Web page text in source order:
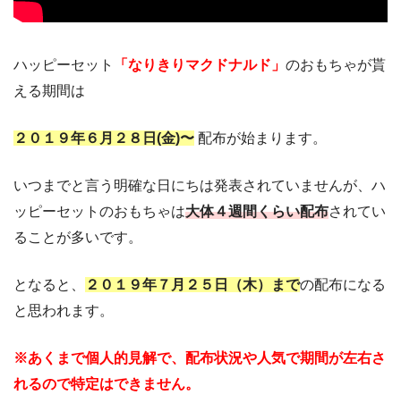
ハッピーセット 「なりきりマクドナルド」 のおもちゃが貰
える期間は
２０１９年６月２８日(金)〜 配布が始まります。
いつまでと言う明確な日にちは発表されていませんが、ハ
ッピーセットのおもちゃは大体４週間くらい配布されてい
ることが多いです。
となると、 ２０１９年７月２５日（木）までの配布になる
と思われます。
※あくまで個人的見解で、配布状況や人気で期間が左右さ
れるので特定はできません。